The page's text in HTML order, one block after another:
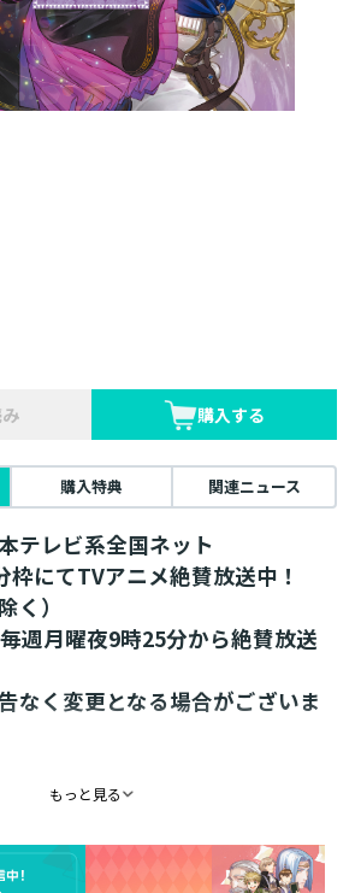
購入する
購入特典 関連ニュース
テレビ系全国ネット
枠にてTVアニメ絶賛放送中！
く）
週月曜夜9時25分から絶賛放送
なく変更となる場合がございま
ルがすごい！」（宝島社刊）殿
万部突破！（電子書籍を含む）
もっと見る